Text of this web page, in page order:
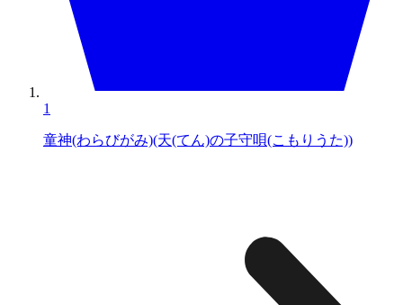
1
童神(わらびがみ)(天(てん)の子守唄(こもりうた))